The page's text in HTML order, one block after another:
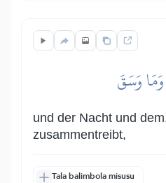
وَسَقَ
und der Nacht und
zusammentreibt,
Tala balimbola misusu